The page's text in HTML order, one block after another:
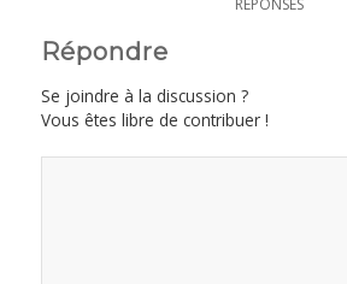
RÉPONSES
Répondre
Se joindre à la discussion ?
Vous êtes libre de contribuer !